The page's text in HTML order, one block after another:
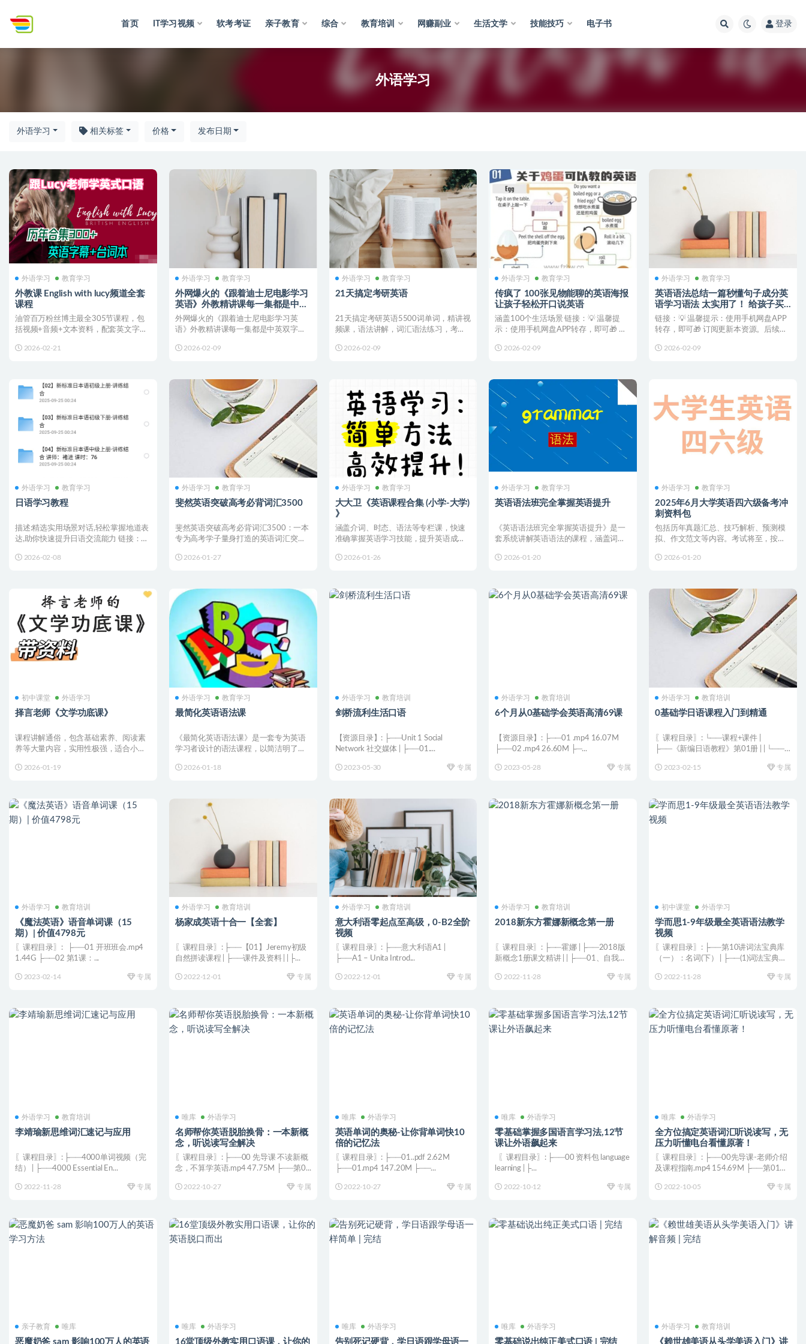
首页 IT学习视频 软考考证 亲子教育 综合 教育培训 网赚副业 生活文学 技能技巧 电子书 登录
外语学习
外语学习 相关标签 价格 发布日期
外语学习 教育学习
外教课 English with lucy频道全套
课程
油管百万粉丝博主最全305节课程，包
括视频+音频+文本资料，配套英文字幕
2026-02-21
外语学习 教育学习
外网爆火的《跟着迪士尼电影学习
英语》外教精讲课每一集都是中英
双字幕
外网爆火的《跟着迪士尼电影学习英
语》外教精讲课每一集都是中英双字幕
2026-02-09
外语学习 教育学习
21天搞定考研英语
21天搞定考研英语5500词单词，精讲视
频课，语法讲解，词汇语法练习，考点
2026-02-09
外语学习 教育学习
传疯了 100张见物能聊的英语海报
让孩子轻松开口说英语
涵盖100个生活场景 链接：💡 温馨提
示：使用手机网盘APP转存，即可🎁 订
2026-02-09
外语学习 教育学习
英语语法总结一篇秒懂句子成分英
语学习语法 太实用了！ 给孩子买
的
链接：💡 温馨提示：使用手机网盘APP
转存，即可🎁 订阅更新本资源。后续更
2026-02-09
外语学习 教育学习
日语学习教程
描述:精选实用场景对话,轻松掌握地道表
达,助你快速提升日语交流能力 链接：💡
2026-02-08
外语学习 教育学习
斐然英语突破高考必背词汇3500
斐然英语突破高考必背词汇3500：一本
专为高考学子量身打造的英语词汇突破
2026-01-27
外语学习 教育学习
大大卫《英语课程合集 (小学-大学)
》
涵盖介词、时态、语法等专栏课，快速
准确掌握英语学习技能，提升英语成
2026-01-26
外语学习 教育学习
英语语法班完全掌握英语提升
《英语语法班完全掌握英语提升》是一
套系统讲解英语语法的课程，涵盖词
2026-01-20
外语学习 教育学习
2025年6月大学英语四六级备考冲
刺资料包
包括历年真题汇总、技巧解析、预测模
拟、作文范文等内容。考试将至，按需
2026-01-20
初中课堂 外语学习
择言老师《文学功底课》
课程讲解通俗，包含基础素养、阅读素
养等大量内容，实用性极强，适合小初
2026-01-19
外语学习 教育学习
最简化英语语法课
《最简化英语语法课》是一套专为英语
学习者设计的语法课程，以简洁明了的
2026-01-18
外语学习 教育培训
剑桥流利生活口语
【资源目录】: ├──Unit 1 Social
Network 社交媒体 | ├──01....
2023-05-30 专属
外语学习 教育培训
6个月从0基础学会英语高清69课
【资源目录】: ├──01 .mp4 16.07M
├──02 .mp4 26.60M ├─...
2023-05-28 专属
外语学习 教育培训
0基础学日语课程入门到精通
〖课程目录〗: └──课程+课件 |
├──《新编日语教程》第01册 | | └──
2023-02-15
专属
外语学习 教育培训
《魔法英语》语音单词课（15
期）| 价值4798元
〖课程目录〗: ├──01 开班班会.mp4
1.44G ├──02 第1课：...
2023-02-14 专属
外语学习 教育培训
杨家成英语十合一【全套】
〖课程目录〗: ├──【01】Jeremy初级
自然拼读课程 | ├──课件及资料 | | ├...
2022-12-01 专属
外语学习 教育培训
意大利语零起点至高级，0-B2全阶
视频
〖课程目录〗: ├──意大利语A1 |
├──A1 – Unita Introd...
2022-12-01 专属
外语学习 教育培训
2018新东方霍娜新概念第一册
〖课程目录〗: ├──霍娜 | ├──2018版
新概念1册课文精讲 | | ├──01、自我...
2022-11-28 专属
初中课堂 外语学习
学而思1-9年级最全英语语法教学
视频
〖课程目录〗: ├──第10讲词法宝典库
（一）：名词(下） | ├──(1)词法宝典库
2022-11-28
专属
外语学习 教育培训
李靖瑜新思维词汇速记与应用
〖课程目录〗: ├──4000单词视频（完
结） | ├──4000 Essential En...
2022-11-28 专属
唯库 外语学习
名师帮你英语脱胎换骨：一本新概
念，听说读写全解决
〖课程目录〗: ├──00 先导课 不读新概
念，不算学英语.mp4 47.75M ├──第0...
2022-10-27 专属
唯库 外语学习
英语单词的奥秘-让你背单词快10
倍的记忆法
〖课程目录〗: ├──01..pdf 2.62M
├──01.mp4 147.20M ├──...
2022-10-27 专属
唯库 外语学习
零基础掌握多国语言学习法,12节
课让外语飙起来
〖课程目录〗: ├──00 资料包 language
learning | ├...
2022-10-12 专属
唯库 外语学习
全方位搞定英语词汇听说读写，无
压力听懂电台看懂原著！
〖课程目录〗: ├──00先导课-老师介绍
及课程指南.mp4 154.69M ├──第01
2022-10-05
专属
亲子教育 唯库
恶魔奶爸 sam 影响100万人的英语
唯库 外语学习
16堂顶级外教实用口语课，让你的
唯库 外语学习
告别死记硬背，学日语跟学母语一
唯库 外语学习
零基础说出纯正美式口语 | 完结
外语学习 教育培训
《赖世雄美语从头学美语入门》讲